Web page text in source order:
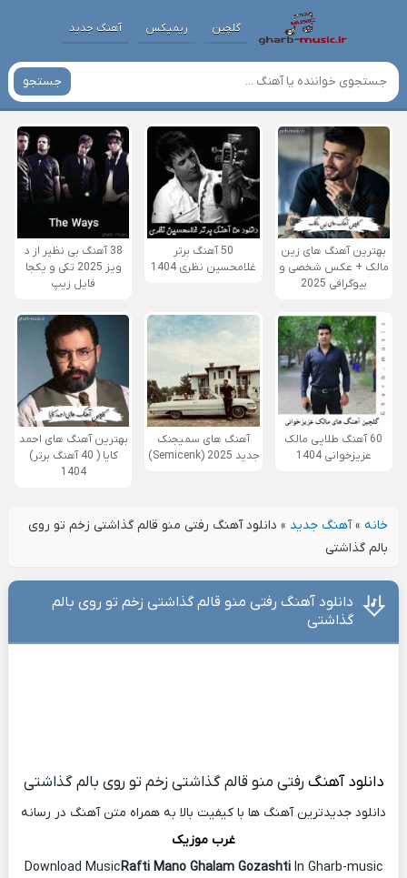
گلچین ریمیکس آهنگ جدید
جستجو
بهترین آهنگ های زین
مالک + عکس شخصی و
بیوگرافی 2025
50 آهنگ برتر
غلامحسین نظری 1404
38 آهنگ بی نظیر از د
ویز 2025 تکی و یکجا
فایل زیپ
60 آهنگ طلایی مالک
عزیزخوانی 1404
آهنگ های سمیجنک
جدید 2025 (Semicenk)
بهترین آهنگ های احمد
کایا ( 40 آهنگ برتر)
1404
خانه»آهنگ جدید » دانلود آهنگ رفتی منو قالم گذاشتی زخم تو روی
بالم گذاشتی
دانلود آهنگ رفتی منو قالم گذاشتی زخم تو روی بالم
گذاشتی
دانلود آهنگ رفتی منو قالم گذاشتی زخم تو روی بالم گذاشتی
دانلود جدیدترین آهنگ ها با کیفیت بالا به همراه متن آهنگ در رسانه
غرب موزیک
Download MusicRafti Mano Ghalam Gozashti In Gharb-music